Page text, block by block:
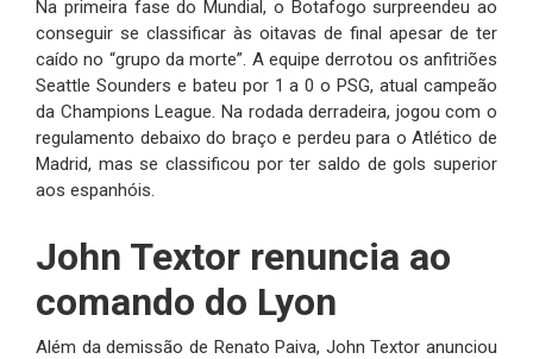
Na primeira fase do Mundial, o Botafogo surpreendeu ao
conseguir se classificar às oitavas de final apesar de ter
caído no “grupo da morte”. A equipe derrotou os anfitriões
Seattle Sounders e bateu por 1 a 0 o PSG, atual campeão
da Champions League. Na rodada derradeira, jogou com o
regulamento debaixo do braço e perdeu para o Atlético de
Madrid, mas se classificou por ter saldo de gols superior
aos espanhóis.
John Textor renuncia ao
comando do Lyon
Além da demissão de Renato Paiva, John Textor anunciou